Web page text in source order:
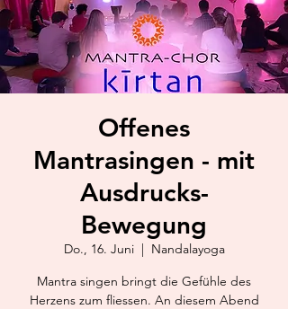
Offenes
Mantrasingen - mit
Ausdrucks-
Bewegung
Do., 16. Juni
  |
Nandalayoga
Mantra singen bringt die Gefühle des
Herzens zum fliessen. An diesem Abend